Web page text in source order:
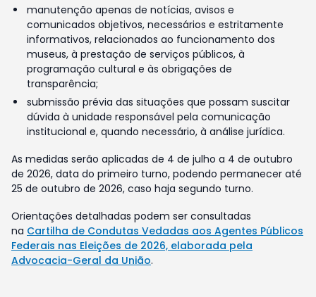
manutenção apenas de notícias, avisos e
comunicados objetivos, necessários e estritamente
informativos, relacionados ao funcionamento dos
museus, à prestação de serviços públicos, à
programação cultural e às obrigações de
transparência;
submissão prévia das situações que possam suscitar
dúvida à unidade responsável pela comunicação
institucional e, quando necessário, à análise jurídica.
As medidas serão aplicadas de 4 de julho a 4 de outubro
de 2026, data do primeiro turno, podendo permanecer até
25 de outubro de 2026, caso haja segundo turno.
Orientações detalhadas podem ser consultadas
na Cartilha de Condutas Vedadas aos Agentes Públicos
Federais nas Eleições de 2026, elaborada pela
Advocacia-Geral da União.